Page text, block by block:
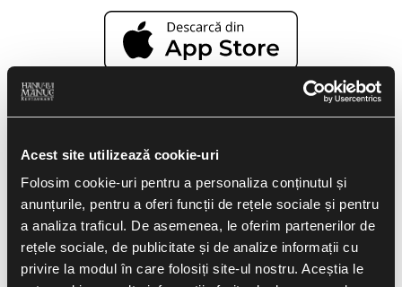
Acest site utilizează cookie-uri
Folosim cookie-uri pentru a personaliza conținutul și
anunțurile, pentru a oferi funcții de rețele sociale și pentru
a analiza traficul. De asemenea, le oferim partenerilor de
rețele sociale, de publicitate și de analize informații cu
privire la modul în care folosiți site-ul nostru. Aceștia le